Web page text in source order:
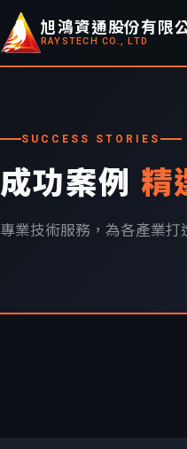
旭鴻資通股份有限
RAYSTECH CO., LTD
SUCCESS STORIES
成功案例 精
專業技術服務，為各產業打